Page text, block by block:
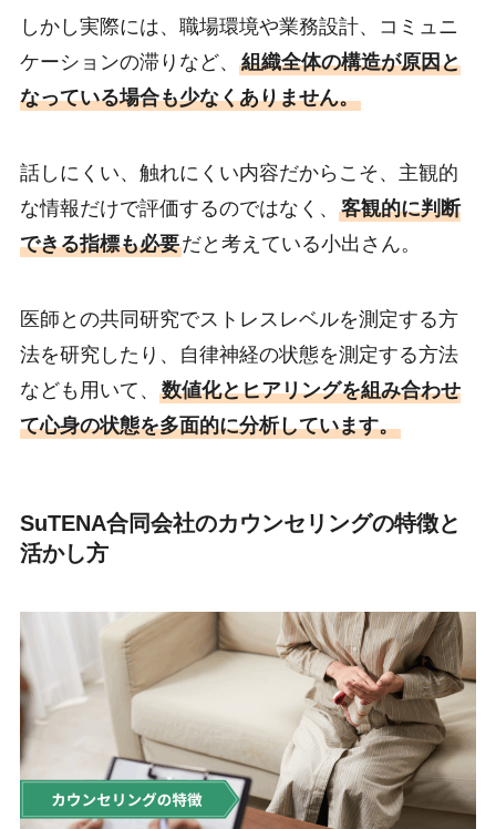
しかし実際には、職場環境や業務設計、コミュニ
ケーションの滞りなど、 組織全体の構造が原因と
なっている場合も少なくありません。
話しにくい、触れにくい内容だからこそ、主観的
な情報だけで評価するのではなく、 客観的に判断
できる指標も必要だと考えている小出さん。
医師との共同研究でストレスレベルを測定する方
法を研究したり、自律神経の状態を測定する方法
なども用いて、 数値化とヒアリングを組み合わせ
て心身の状態を多面的に分析しています。
SuTENA合同会社のカウンセリングの特徴と
活かし方